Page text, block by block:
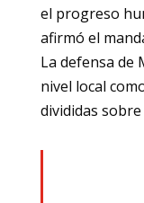
el progreso
afirmó el
La defensa de
nivel local
divididas